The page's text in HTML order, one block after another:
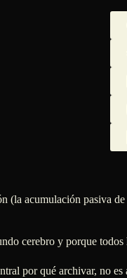
(la acumulación pasiva
cerebro y porque todos
por qué archivar, no